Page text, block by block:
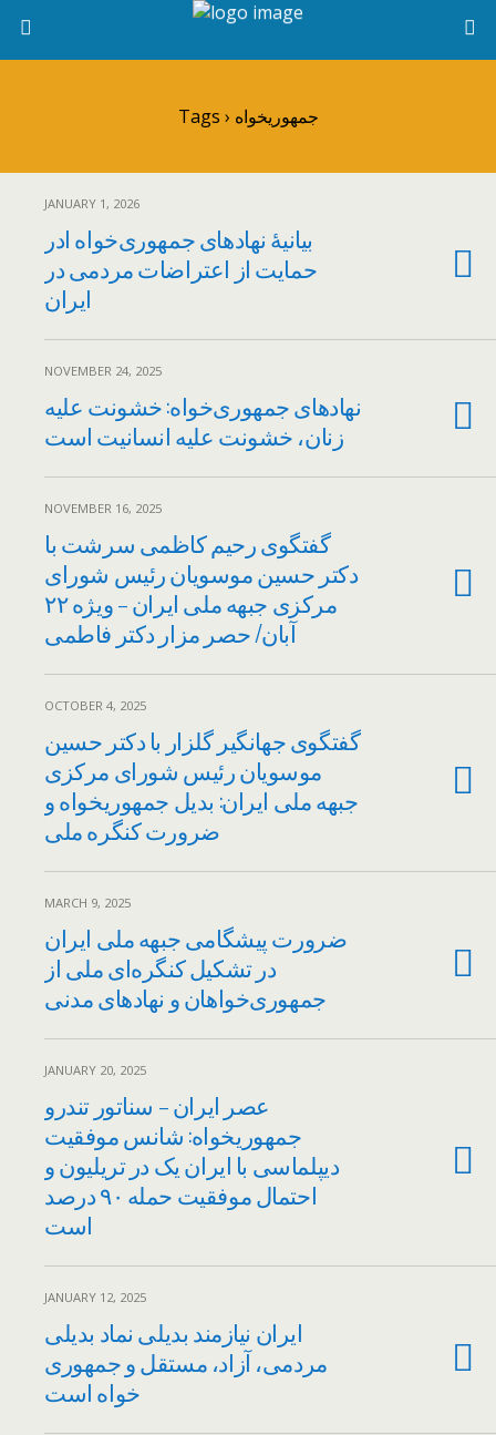
Tags › جمهوریخواه
JANUARY 1, 2026
بیانیهٔ نهادهای جمهوری‌خواه ادر
حمایت از اعتراضات مردمی در
ایران
NOVEMBER 24, 2025
نهادهای جمهوری‌خواه: خشونت علیه
زنان، خشونت علیه انسانیت است
NOVEMBER 16, 2025
گفتگوی رحیم کاظمی سرشت با
دکتر حسین موسویان رئیس شورای
مرکزی جبهه ملی ایران – ویژه ۲۲
آبان/ حصر مزار دکتر فاطمی
OCTOBER 4, 2025
گفتگوی جهانگیر گلزار با دکتر حسین
موسویان رئیس شورای مرکزی
جبهه ملی ایران: بدیل جمهوریخواه و
ضرورت کنگره ملی
MARCH 9, 2025
ضرورت پیشگامی جبهه ملی ایران
در تشکیل کنگره‌ای ملی از
جمهوری‌خواهان و نهادهای مدنی
JANUARY 20, 2025
عصر ایران – سناتور تندرو
جمهوریخواه: شانس موفقیت
دیپلماسی با ایران یک در تریلیون و
احتمال موفقیت حمله ۹۰ درصد
JANUARY 12, 2025
ایران نیازمند بدیلی نماد بدیلی
مردمی، آزاد، مستقل و جمهوری
خواه است